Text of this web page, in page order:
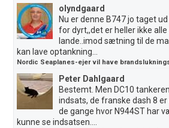
olyndgaard
Nu er denne B747 jo taget
for dyrt,,det er heller ikke
lande..imod sætning til de
kan lave optankning...
Nordic Seaplanes-ejer vil have
Peter Dahlgaard
Bestemt. Men DC10
indsats, de franske dash 8
de gange hvor N944ST har
kunne se indsatsen....